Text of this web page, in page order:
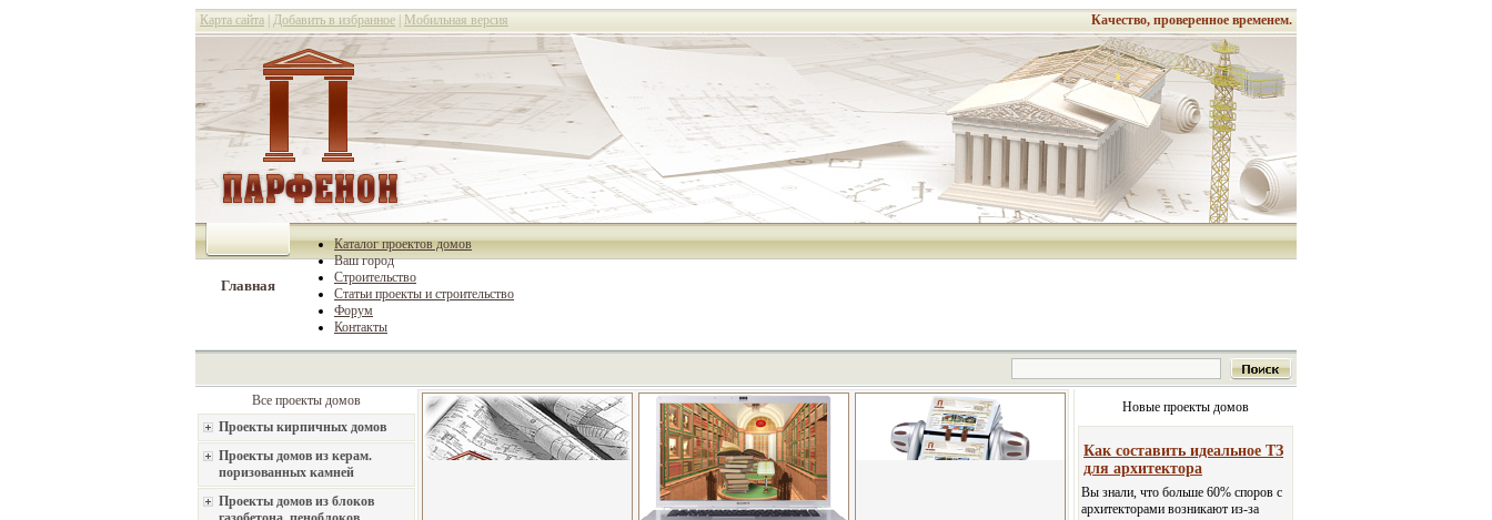
Карта сайта Добавить в избранное Мобильная версия Качество, проверенное временем.
Главная
Каталог проектов домов
Ваш город
Строительство
Статьи проекты и строительство
Форум
Контакты
Все проекты домов
Проекты кирпичных домов
Проекты домов из керам.
поризованных камней
Проекты домов из блоков
Новые проекты домов
Как составить идеальное ТЗ
для архитектора
Вы знали, что больше 60% споров с
архитекторами возникают из-за